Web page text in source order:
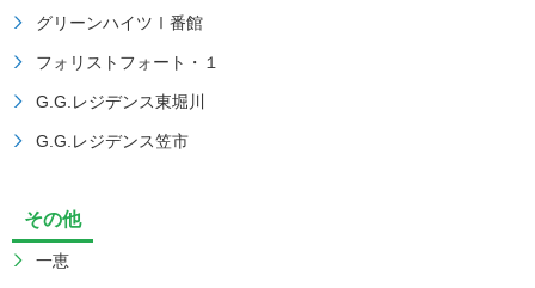
グリーンハイツⅠ番館
フォリストフォート・１
G.G.レジデンス東堀川
G.G.レジデンス笠市
その他
一恵